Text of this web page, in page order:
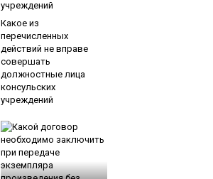
Какое из
перечисленных
действий не вправе
совершать
должностные лица
консульских
учреждений